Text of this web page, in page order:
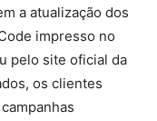
a atualização dos
impresso no
pelo site oficial da
os clientes